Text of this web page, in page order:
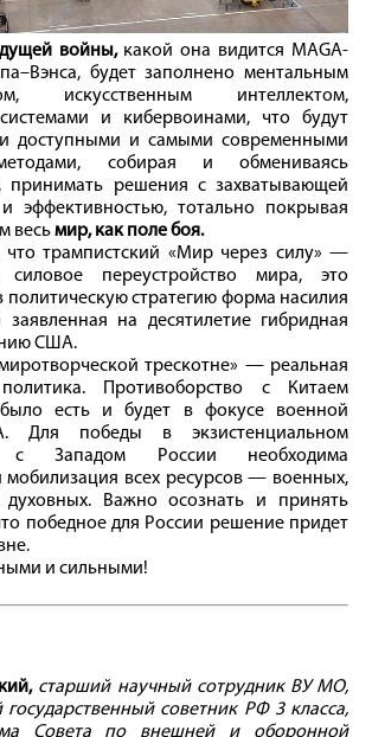
вой­ны,какой она видится MAGA-
будет заполнено ментальным
искусственным интеллектом,
и кибервоинами, что будут
доступными и самыми современными
собирая и обмениваясь
принимать решения с захватывающей
эффективностью, тотально покрывая
весьмир, как поле боя.
что трампистский «Мир через силу» —
переустройство мира, это
политическую стратегию форма насилия
на десятилетие гибридная
США.
трескотне» — реальная
Противоборство с Китаем
есть и будет в фокусе военной
Для победы в экзистенциальном
с Западом России необходима
мобилизация всех ресурсов — военных,
духовных. Важно осознать и принять
победное для России решение придет
и сильными!
старший научный сотрудник ВУ МО,
государственный советник РФ 3 класса,
Совета по внешней и оборонной